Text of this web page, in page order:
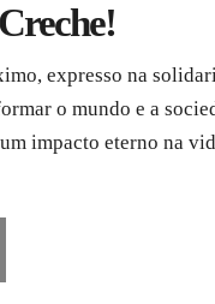
expresso na
o mundo e a
impacto eterno na